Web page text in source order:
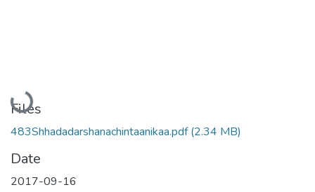
Loading...
Files
483Shhadadarshanachintaanikaa.pdf(2.34 MB)
Date
2017-09-16